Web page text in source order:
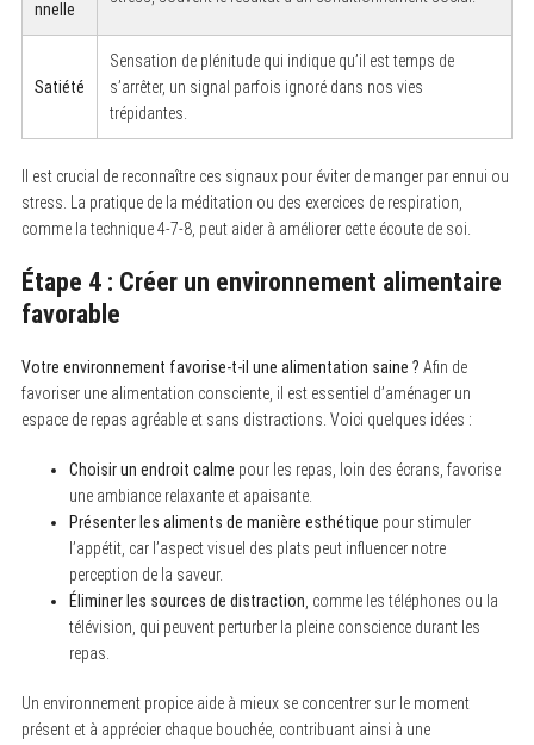
nnelle
Satiété
Sensation de plénitude qui indique qu’il est temps de
s’arrêter, un signal parfois ignoré dans nos vies
trépidantes.
Il est crucial de reconnaître ces signaux pour éviter de manger par ennui ou
stress. La pratique de la méditation ou des exercices de respiration,
comme la technique 4-7-8, peut aider à améliorer cette écoute de soi.
Étape 4 : Créer un environnement alimentaire
favorable
Votre environnement favorise-t-il une alimentation saine ? Afin de
favoriser une alimentation consciente, il est essentiel d’aménager un
espace de repas agréable et sans distractions. Voici quelques idées :
Choisir un endroit calme pour les repas, loin des écrans, favorise
une ambiance relaxante et apaisante.
Présenter les aliments de manière esthétique pour stimuler
l’appétit, car l’aspect visuel des plats peut influencer notre
perception de la saveur.
Éliminer les sources de distraction , comme les téléphones ou la
télévision, qui peuvent perturber la pleine conscience durant les
repas.
Un environnement propice aide à mieux se concentrer sur le moment
présent et à apprécier chaque bouchée, contribuant ainsi à une
r